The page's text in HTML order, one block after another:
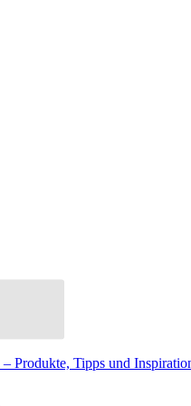
Produkte, Tipps und